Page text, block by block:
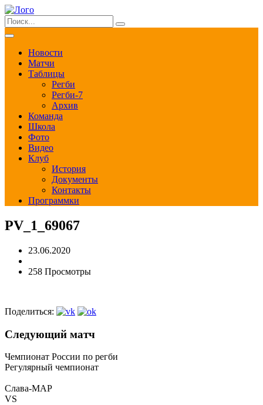
Новости
Матчи
Таблицы
Регби
Регби-7
Архив
Команда
Школа
Фото
Видео
Клуб
История
Документы
Контакты
Программки
PV_1_69067
23.06.2020
258 Просмотры
Поделиться:
Следующий матч
Чемпионат России по регби
Регулярный чемпионат
Слава-МАР
VS